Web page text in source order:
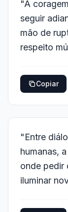
"A
seguir
mão de
respeito
Copiar
"Entre
humanas,
onde pedir
iluminar